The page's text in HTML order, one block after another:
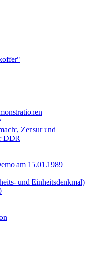
Zensur und
DDR
am 15.01.1989
und Einheitsdenkmal)